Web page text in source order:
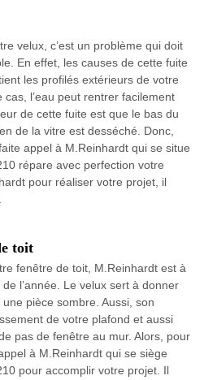
velux, c’est un problème qui doit
En effet, les causes de cette fuite
les profilés extérieurs de votre
l’eau peut rentrer facilement
de cette fuite est que le bas du
de la vitre est desséché. Donc,
appel à M.Reinhardt qui se situe
répare avec perfection votre
pour réaliser votre projet, il
toit
fenêtre de toit, M.Reinhardt est à
l’année. Le velux sert à donner
pièce sombre. Aussi, son
de votre plafond et aussi
pas de fenêtre au mur. Alors, pour
à M.Reinhardt qui se siège
pour accomplir votre projet. Il